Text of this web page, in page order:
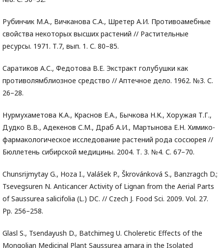
Рубинчик М.А., Вичканова С.А., Шретер А.И. Противоамебные
свойства некоторых высших растений // Растительные
ресурсы. 1971. Т.7, вып. 1. С. 80–85.
Саратиков А.С., Федотова В.Е. Экстракт голубушки как
противолямблиозное средство // Аптечное дело. 1962. №3. С.
26–28.
Нурмухаметова К.А., Краснов Е.А., Бычкова Н.К., Хоружая Т.Г.,
Дудко В.В., Адекенов С.М., Драб А.И., Мартынова Е.Н. Химико-
фармакологическое исследование растений рода соссюрея //
Бюллетень сибирской медицины. 2004. Т. 3. №4. С. 67–70.
Chunsrijmytay G., Hoza I., Valášek P., Škrovánková S., Banzragch D.;
Tsevegsuren N. Anticancer Activity of Lignan from the Aerial Parts
of Saussurea salicifolia (L.) DC. // Czech J. Food Sci. 2009. Vol. 27.
Pp. 256–258.
Glasl S., Tsendayush D., Batchimeg U. Choleretic Effects of the
Mongolian Medicinal Plant Saussurea amara in the Isolated